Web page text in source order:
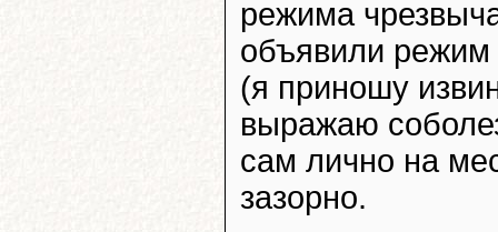
режима
объявили режим
(я приношу
выражаю
сам лично на
зазорно.